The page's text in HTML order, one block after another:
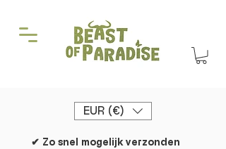
EUR (€)
✔ Zo snel mogelijk verzonden